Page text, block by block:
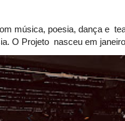
música, poesia, dança e
O Projeto nasceu em